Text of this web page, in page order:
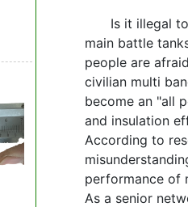
Is it illegal to
main battle
people are
civilian multi
become an "all
and insulation
According to
performance of
As a senior